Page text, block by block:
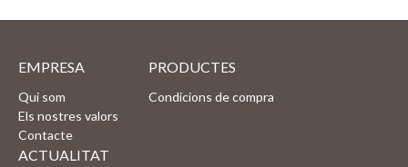
EMPRESA
Qui som
Els nostres valors
Contacte
PRODUCTES
Condicions de compra
ACTUALITAT